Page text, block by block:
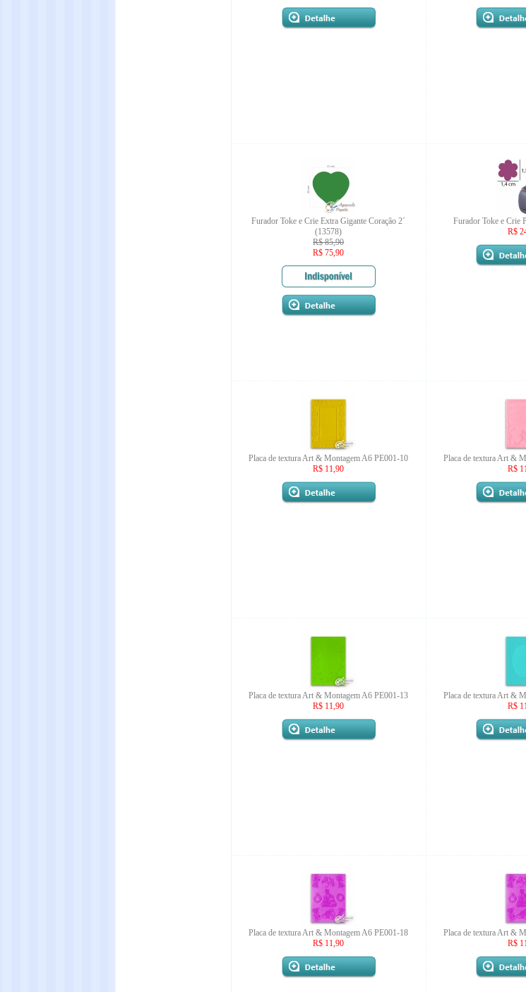
Furador Toke e Crie Extra Gigante Coração 2´
(13578)
R$ 85,90
R$ 75,90
Furador Toke e Crie
R$
Placa de textura Art & Montagem A6 PE001-10
R$ 11,90
Placa de textura Art &
R$
Placa de textura Art & Montagem A6 PE001-13
R$ 11,90
Placa de textura Art &
R$
Placa de textura Art & Montagem A6 PE001-18
R$ 11,90
Placa de textura Art &
R$